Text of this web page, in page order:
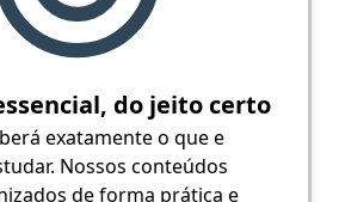
do jeito certo
exatamente o que e
Nossos conteúdos
de forma prática e